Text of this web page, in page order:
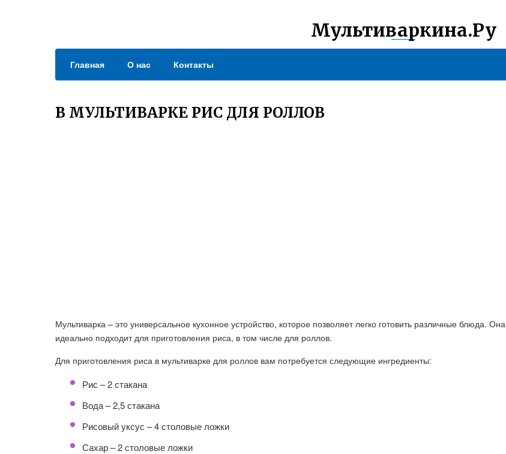
Мультиваркина.Ру
Главная О нас Контакты
В МУЛЬТИВАРКЕ РИС ДЛЯ РОЛЛОВ
Мультиварка – это универсальное кухонное устройство, которое позволяет легко готовить различные блюда. Она
идеально подходит для приготовления риса, в том числе для роллов.
Для приготовления риса в мультиварке для роллов вам потребуется следующие ингредиенты:
Рис – 2 стакана
Вода – 2,5 стакана
Рисовый уксус – 4 столовые ложки
Сахар – 2 столовые ложки